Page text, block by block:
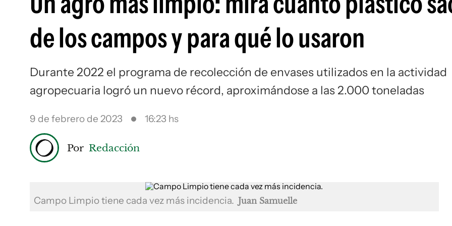
de los campos y para qué lo usaron
Durante 2022 el programa de recolección de envases utilizados en la actividad
agropecuaria logró un nuevo récord, aproximándose a las 2.000 toneladas
9 de febrero de 2023 16:23 hs
Por Redacción
Campo Limpio tiene cada vez más incidencia. Juan Samuelle